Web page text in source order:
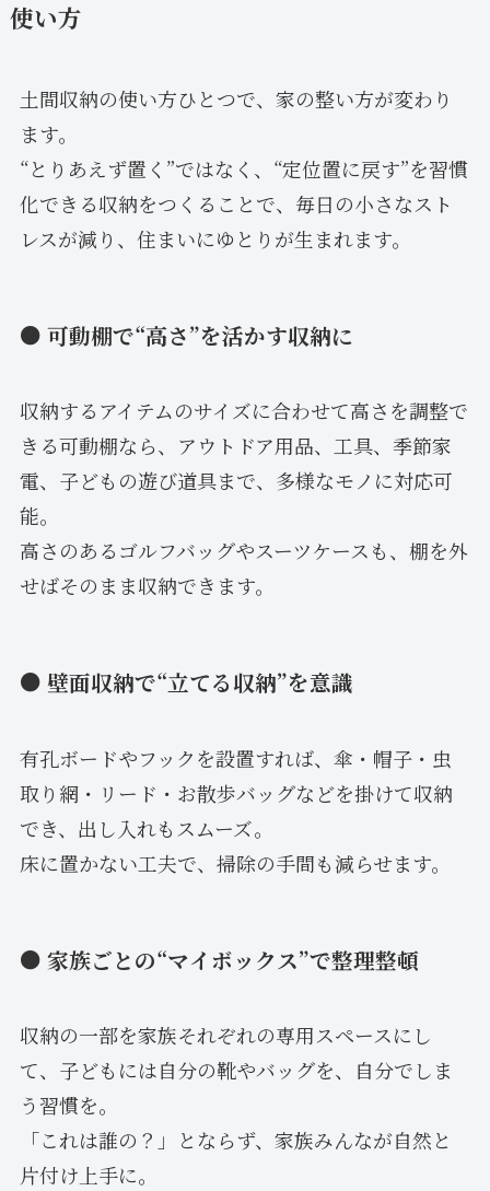
使い方
土間収納の使い方ひとつで、家の整い方が変わり
ます。
“とりあえず置く”ではなく、“定位置に戻す”を習慣
化できる収納をつくることで、毎日の小さなスト
レスが減り、住まいにゆとりが生まれます。
● 可動棚で“高さ”を活かす収納に
収納するアイテムのサイズに合わせて高さを調整で
きる可動棚なら、アウトドア用品、工具、季節家
電、子どもの遊び道具まで、多様なモノに対応可
能。
高さのあるゴルフバッグやスーツケースも、棚を外
せばそのまま収納できます。
● 壁面収納で“立てる収納”を意識
有孔ボードやフックを設置すれば、傘・帽子・虫
取り網・リード・お散歩バッグなどを掛けて収納
でき、出し入れもスムーズ。
床に置かない工夫で、掃除の手間も減らせます。
● 家族ごとの“マイボックス”で整理整頓
収納の一部を家族それぞれの専用スペースにし
て、子どもには自分の靴やバッグを、自分でしま
う習慣を。
「これは誰の？」とならず、家族みんなが自然と
片付け上手に。